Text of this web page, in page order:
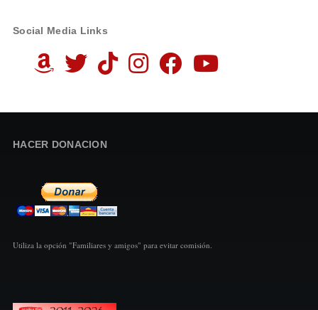
Social Media Links
HACER DONACION
Utiliza la opción "Familiares y amigos" para evitar comisión.